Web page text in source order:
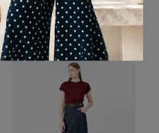
NT$3,680
已售完